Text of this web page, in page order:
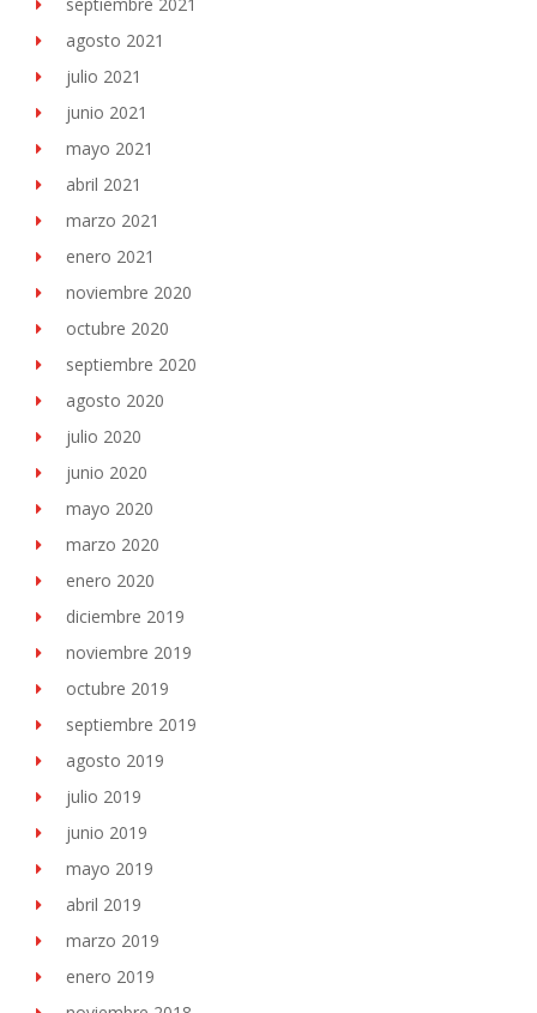
agosto 2021
julio 2021
junio 2021
mayo 2021
abril 2021
marzo 2021
enero 2021
noviembre 2020
octubre 2020
septiembre 2020
agosto 2020
julio 2020
junio 2020
mayo 2020
marzo 2020
enero 2020
diciembre 2019
noviembre 2019
octubre 2019
septiembre 2019
agosto 2019
julio 2019
junio 2019
mayo 2019
abril 2019
marzo 2019
enero 2019